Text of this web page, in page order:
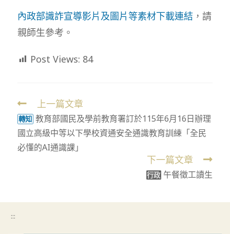
內政部識詐宣導影片及圖片等素材下載連結 ，請
親師生參考。
Post Views: 84
Read
more
articles
上一篇文章
轉知 教育部國民及學前教育署訂於115年6月16日辦理
國立高級中等以下學校資通安全通識教育訓練「全民
必懂的AI通識課」
下一篇文章
行政 午餐徵工讀生
:::